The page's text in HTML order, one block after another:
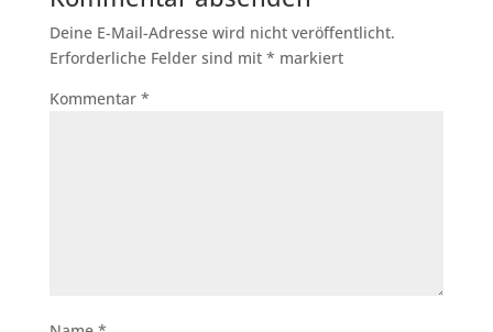
Deine E-Mail-Adresse wird nicht veröffentlicht.
Erforderliche Felder sind mit * markiert
Kommentar *